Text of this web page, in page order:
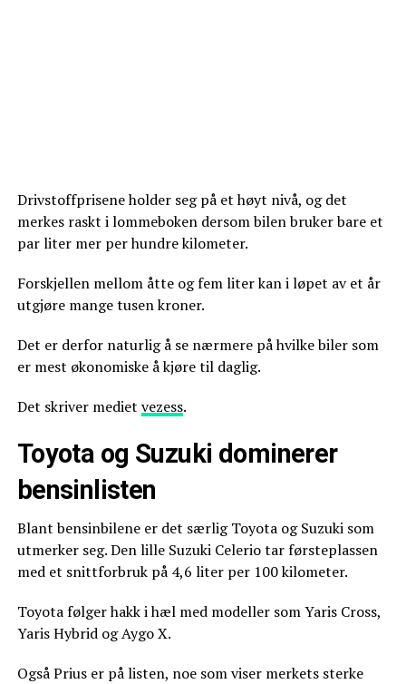
Drivstoffprisene holder seg på et høyt nivå, og det
merkes raskt i lommeboken dersom bilen bruker bare et
par liter mer per hundre kilometer.
Forskjellen mellom åtte og fem liter kan i løpet av et år
utgjøre mange tusen kroner.
Det er derfor naturlig å se nærmere på hvilke biler som
er mest økonomiske å kjøre til daglig.
Det skriver mediet vezess.
Toyota og Suzuki dominerer
bensinlisten
Blant bensinbilene er det særlig Toyota og Suzuki som
utmerker seg. Den lille Suzuki Celerio tar førsteplassen
med et snittforbruk på 4,6 liter per 100 kilometer.
Toyota følger hakk i hæl med modeller som Yaris Cross,
Yaris Hybrid og Aygo X.
Også Prius er på listen, noe som viser merkets sterke